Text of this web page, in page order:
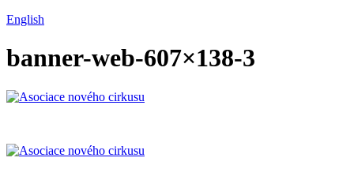
English
banner-web-607×138-3